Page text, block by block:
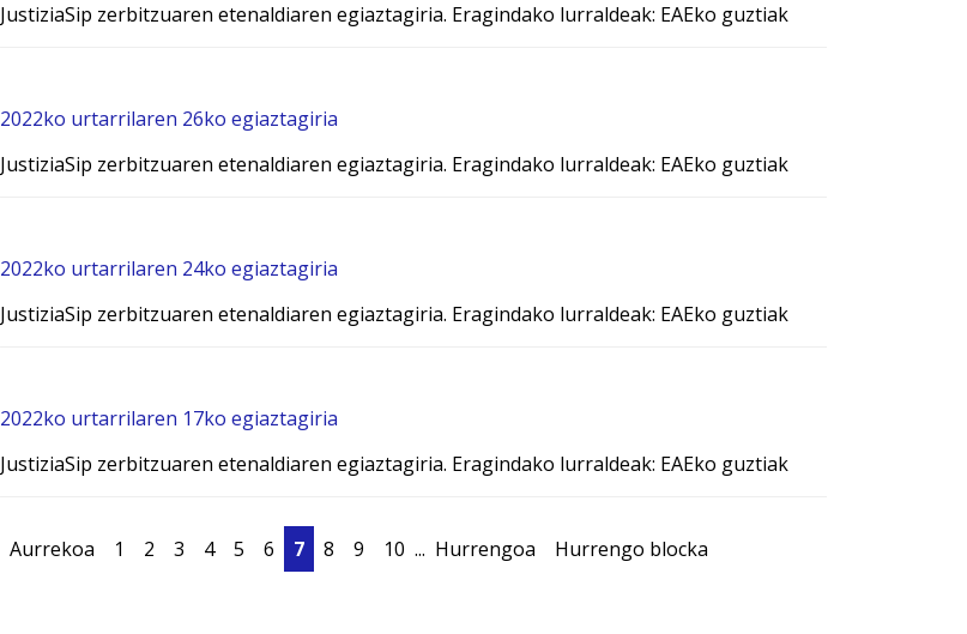
JustiziaSip zerbitzuaren etenaldiaren egiaztagiria. Eragindako lurraldeak: EAEko guztiak
2022ko urtarrilaren 26ko egiaztagiria
JustiziaSip zerbitzuaren etenaldiaren egiaztagiria. Eragindako lurraldeak: EAEko guztiak
2022ko urtarrilaren 24ko egiaztagiria
JustiziaSip zerbitzuaren etenaldiaren egiaztagiria. Eragindako lurraldeak: EAEko guztiak
2022ko urtarrilaren 17ko egiaztagiria
JustiziaSip zerbitzuaren etenaldiaren egiaztagiria. Eragindako lurraldeak: EAEko guztiak
Aurrekoa 1 2 3 4 5 6 7 8 9 10 ... Hurrengoa Hurrengo blocka